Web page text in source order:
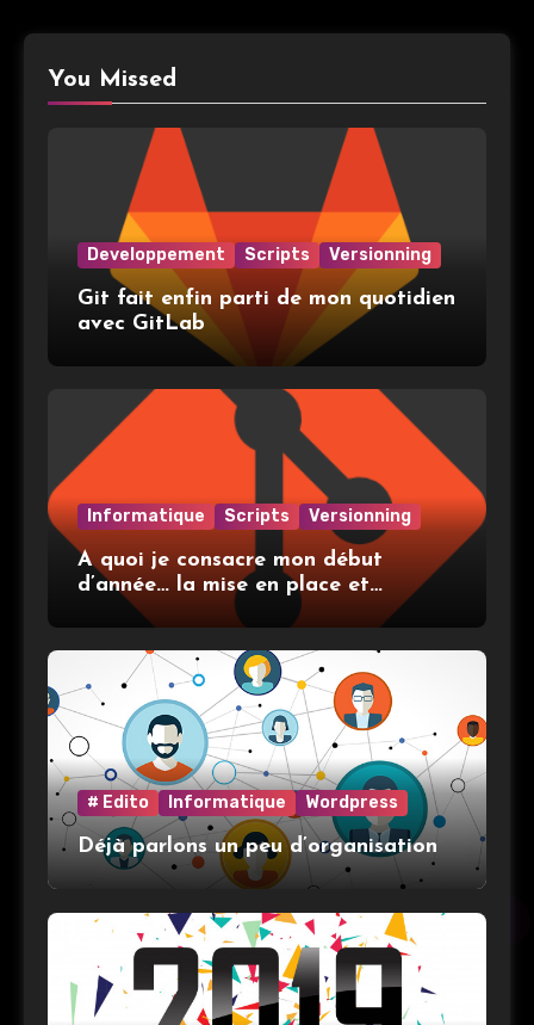
You Missed
Developpement Scripts Versionning
Git fait enfin parti de mon quotidien
avec GitLab
Informatique Scripts Versionning
A quoi je consacre mon début
d’année… la mise en place et
l’utilisation de git
# Edito Informatique Wordpress
Déjà parlons un peu d’organisation